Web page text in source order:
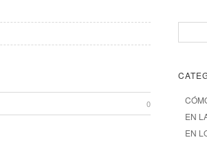
0
EN
EN